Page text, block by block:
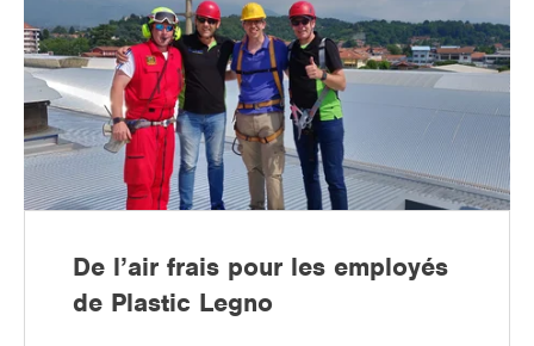
De l’air frais pour les employés
de Plastic Legno